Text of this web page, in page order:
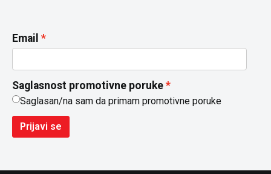
Email
Saglasnost promotivne poruke
Saglasan/na sam da primam promotivne poruke
Prijavi se